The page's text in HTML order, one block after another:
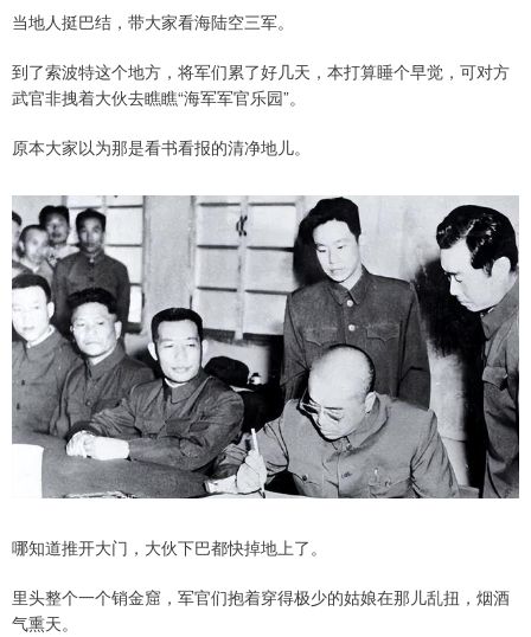
当地人挺巴结，带大家看海陆空三军。
到了索波特这个地方，将军们累了好几天，本打算睡个早觉，可对方
武官非拽着大伙去瞧瞧“海军军官乐园”。
原本大家以为那是看书看报的清净地儿。
哪知道推开大门，大伙下巴都快掉地上了。
里头整个一个销金窟，军官们抱着穿得极少的姑娘在那儿乱扭，烟酒
气熏天。